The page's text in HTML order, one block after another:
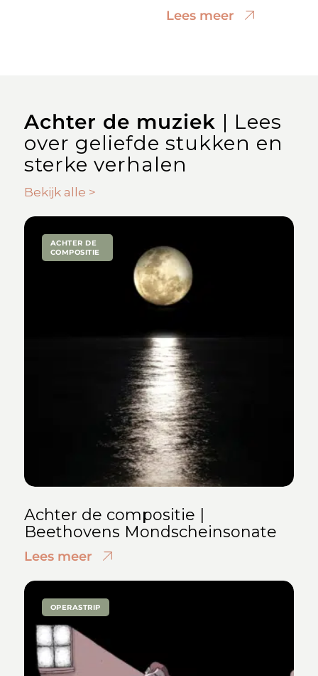
Lees meer
Achter de muziek | Lees
over geliefde stukken en
sterke verhalen
Bekijk alle >
ACHTER DE
COMPOSITIE
Achter de compositie |
Beethovens Mondscheinsonate
Lees meer
OPERASTRIP